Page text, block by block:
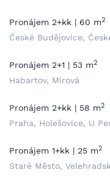
Pronájem 2+kk | 60 m2
České Budějovice,
Pronájem 2+1 | 53 m2
Habartov, Mírová
Pronájem 2+kk | 58 m2
Praha, Holešovice, U
Pronájem 1+kk | 25 m2
Staré Město,